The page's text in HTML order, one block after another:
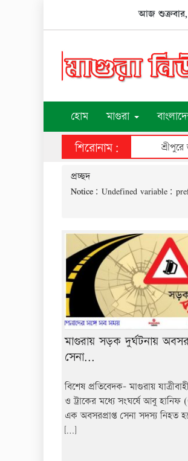
আজ
হোম মাগুরা
শিরোনাম:
প্রচ্ছদ
Notice : Undefined variable:
মাগুরায় সড়ক দুর্ঘটনায়
সেনা...
বিশেষ প্রতিবেদক- মাগুরায়
ও ট্রাকের মধ্যে সংঘর্ষে আবু হানিফ
এক অবসরপ্রাপ্ত সেনা সদস্য নিহত
[…]